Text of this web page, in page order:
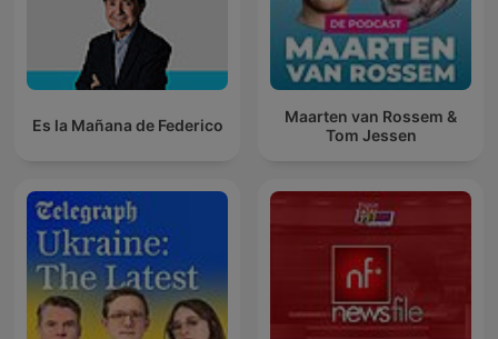
Es la Mañana de Federico
Maarten van Rossem &
Tom Jessen